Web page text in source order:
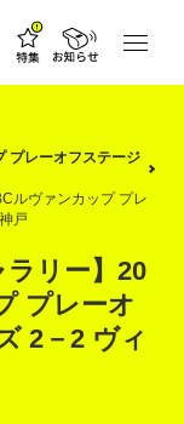
プレーオフステージ
ルヴァンカップ プレ
戸
ラリー】20
プレーオ
2－2 ヴィ